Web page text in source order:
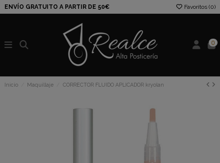
ENVÍO GRATUITO A PARTIR DE 50€ Favoritos (0)
0
Inicio Maquillaje CORRECTOR FLUIDO APLICADOR kryolan